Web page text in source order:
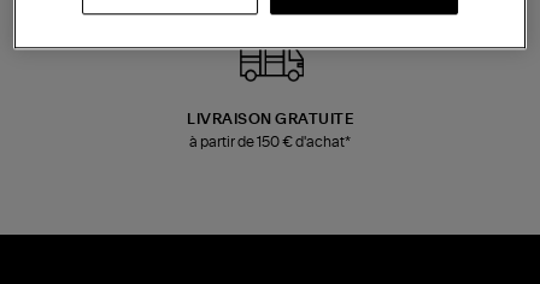
LIVRAISON GRATUITE
à partir de 150 € d'achat*